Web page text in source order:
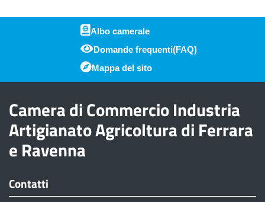
Piè di pagina
Albo camerale
Domande frequenti(FAQ)
Mappa del sito
Camera di Commercio Industria
Artigianato Agricoltura di Ferrara
e Ravenna
Contatti